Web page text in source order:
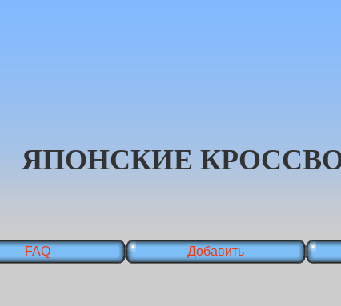
ЯПОНСКИЕ
FAQ Добавить